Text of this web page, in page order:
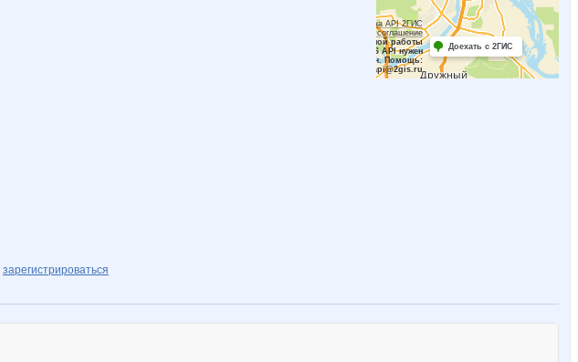
Работает на API 2ГИС
Лицензионное соглашение
Для корректной работы
Raster JS API нужен
ключ. Помощь:
api@2gis.ru
Доехать с 2ГИС
зарегистрироваться